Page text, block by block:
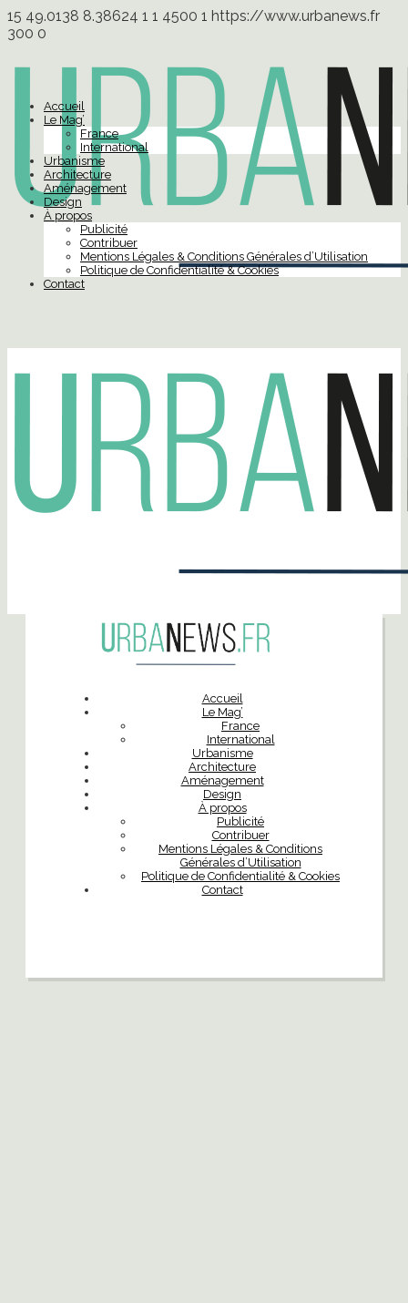
15 49.0138 8.38624 1 1 4500 1 https://www.urbanews.fr
300 0
Accueil
Le Mag’
France
International
Urbanisme
Architecture
Aménagement
Design
À propos
Publicité
Contribuer
Mentions Légales & Conditions Générales d’Utilisation
Politique de Confidentialité & Cookies
Contact
Accueil
Le Mag’
France
International
Urbanisme
Architecture
Aménagement
Design
À propos
Publicité
Contribuer
Mentions Légales & Conditions
Générales d’Utilisation
Politique de Confidentialité & Cookies
Contact